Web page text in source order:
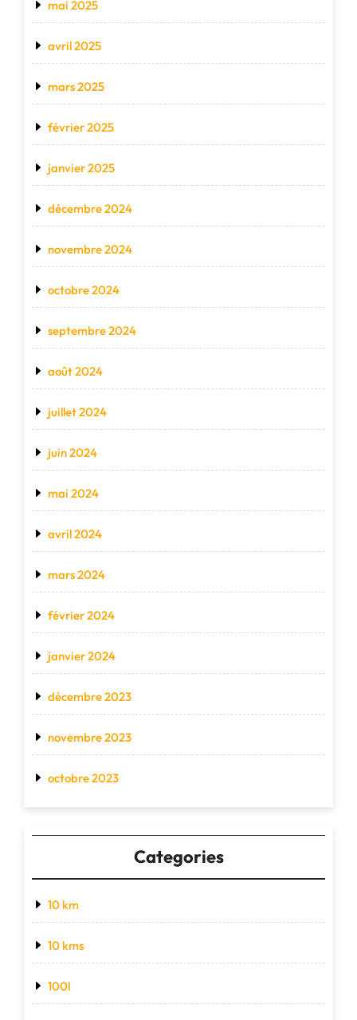
mai 2025
avril 2025
mars 2025
février 2025
janvier 2025
décembre 2024
novembre 2024
octobre 2024
septembre 2024
août 2024
juillet 2024
juin 2024
mai 2024
avril 2024
mars 2024
février 2024
janvier 2024
décembre 2023
novembre 2023
octobre 2023
Categories
10 km
10 kms
100l